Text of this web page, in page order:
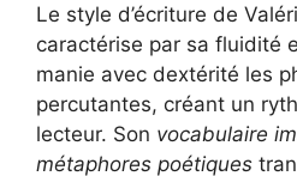
Le style d’écriture de
caractérise par sa fluidité
manie avec dextérité les
percutantes, créant un
lecteur. Son vocabulaire
métaphores poétiques